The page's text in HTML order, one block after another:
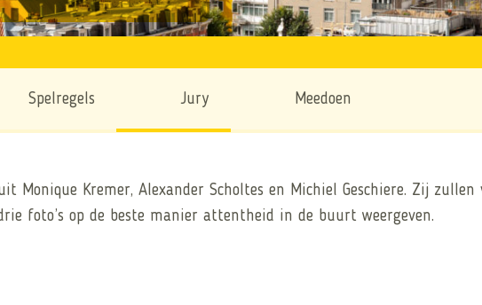
Spelregels Jury Meedoen
Monique Kremer, Alexander Scholtes en Michiel Geschiere. Zij
foto’s op de beste manier attentheid in de buurt weergeven.